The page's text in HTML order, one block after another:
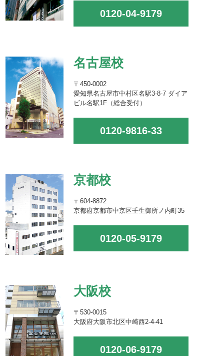
0120-04-9179
名古屋校
〒450-0002
愛知県名古屋市中村区名駅3-8-7 ダイア
ビル名駅1F（総合受付）
0120-9816-33
京都校
〒604-8872
京都府京都市中京区壬生御所ノ内町35
0120-05-9179
大阪校
〒530-0015
大阪府大阪市北区中崎西2-4-41
0120-06-9179